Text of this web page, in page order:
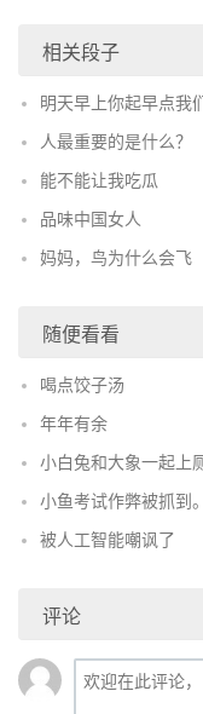
相关段子
明天早上你起早点我
人最重要的是什么？
能不能让我吃瓜
品味中国女人
妈妈，鸟为什么会飞
随便看看
喝点饺子汤
年年有余
小白兔和大象一起上
小鱼考试作弊被抓到
被人工智能嘲讽了
评论